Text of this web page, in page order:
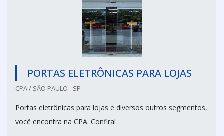
PORTAS ELETRÔNICAS PARA LOJAS
CPA / SÃO PAULO - SP
Portas eletrônicas para lojas e diversos outros segmentos,
você encontra na CPA. Confira!